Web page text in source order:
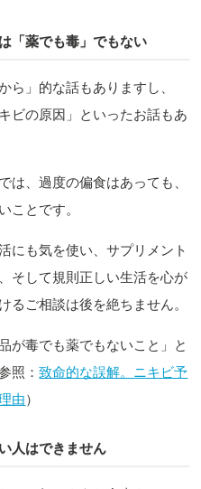
「薬でも毒」でもない
ら」的な話もありますし、
ビの原因」といったお話もあ
は、過度の偏食はあっても、
ことです。
にも気を使い、サプリメント
そして規則正しい生活を心が
るご相談は後を絶ちません。
が毒でも薬でもないこと」と
照：致命的な誤解。ニキビ予
由）
人はできません